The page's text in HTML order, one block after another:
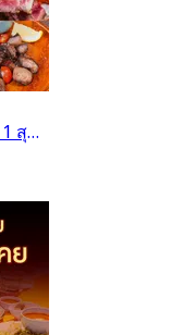
อิ่มไม่อั้น 90 นาที พร้อมโปร Come 2 Pay 1 สุดคุ้ม